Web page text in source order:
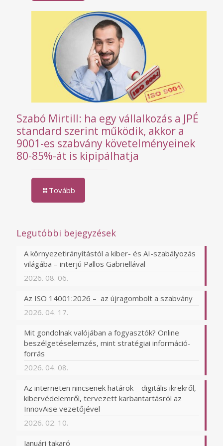
Szabó Mirtill: ha egy vállalkozás a JPÉ
standard szerint működik, akkor a
9001-es szabvány követelményeinek
80-85%-át is kipipálhatja
Tovább
Legutóbbi bejegyzések
A környezetirányítástól a kiber- és AI-szabályozás
világába – interjú Pallos Gabriellával
2026. 08. 06.
Az ISO 14001:2026 – az újragombolt a szabvány
2026. 04. 17.
Mit gondolnak valójában a fogyasztók? Online
beszélgetéselemzés, mint stratégiai információ-
forrás
2026. 04. 08.
Az interneten nincsenek határok – digitális ikrekről,
kibervédelemről, tervezett karbantartásról az
InnovAise vezetőjével
2026. 02. 10.
Januári takaró